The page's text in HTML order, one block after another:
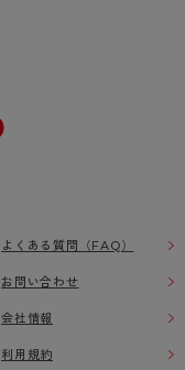
よくある質問（FAQ）
お問い合わせ
会社情報
利用規約